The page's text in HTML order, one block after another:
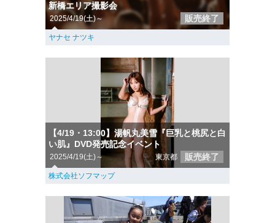
新橋エリア撮影会
2025/4/19(土)～ 販売終了
ヤナセ ナツキ
【4/19・13:00】湯帆丸美雪『巨乳と桃尻と白
い肌』DVD発売記念イベント
2025/4/19(土)～ 東京都 販売終了
株式会社ソフマップ